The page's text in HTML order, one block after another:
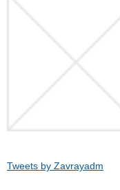
Tweets by Zavrayadm